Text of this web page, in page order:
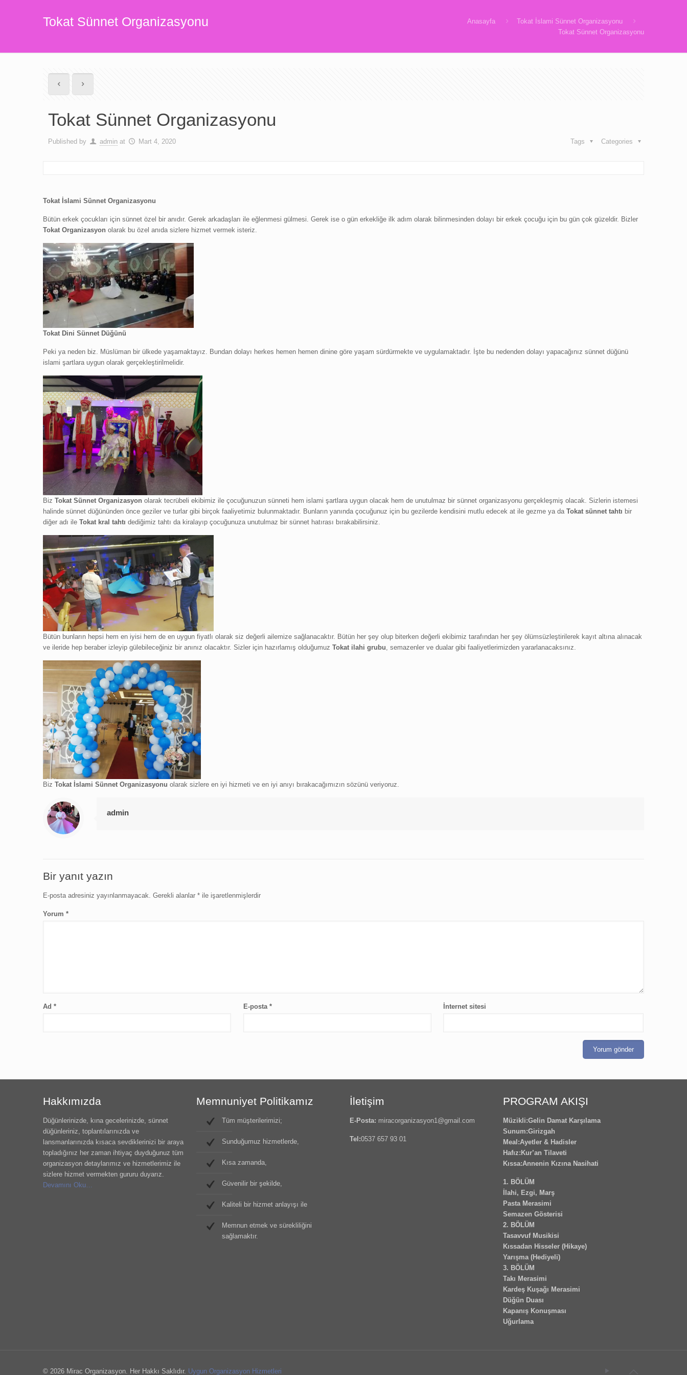
Tokat Sünnet Organizasyonu Anasayfa
Tokat İslami Sünnet Organizasyonu
Tokat Sünnet Organizasyonu
Tokat Sünnet Organizasyonu
Published by admin at Mart 4, 2020 Categories
Tags
Tokat İslami Sünnet Organizasyonu
Bütün erkek çocukları için sünnet özel bir anıdır. Gerek arkadaşları ile eğlenmesi gülmesi. Gerek ise o gün erkekliğe ilk adım olarak bilinmesinden dolayı bir erkek çocuğu için bu gün çok güzeldir. Bizler
Tokat Organizasyon olarak bu özel anıda sizlere hizmet vermek isteriz.
Tokat Dini Sünnet Düğünü
Peki ya neden biz. Müslüman bir ülkede yaşamaktayız. Bundan dolayı herkes hemen hemen dinine göre yaşam sürdürmekte ve uygulamaktadır. İşte bu nedenden dolayı yapacağınız sünnet düğünü
islami şartlara uygun olarak gerçekleştirilmelidir.
Biz Tokat Sünnet Organizasyon olarak tecrübeli ekibimiz ile çocuğunuzun sünneti hem islami şartlara uygun olacak hem de unutulmaz bir sünnet organizasyonu gerçekleşmiş olacak. Sizlerin istemesi
halinde sünnet düğününden önce geziler ve turlar gibi birçok faaliyetimiz bulunmaktadır. Bunların yanında çocuğunuz için bu gezilerde kendisini mutlu edecek at ile gezme ya da Tokat sünnet tahtı bir
diğer adı ile Tokat kral tahtı dediğimiz tahtı da kiralayıp çocuğunuza unutulmaz bir sünnet hatırası bırakabilirsiniz.
Bütün bunların hepsi hem en iyisi hem de en uygun fiyatlı olarak siz değerli ailemize sağlanacaktır. Bütün her şey olup biterken değerli ekibimiz tarafından her şey ölümsüzleştirilerek kayıt altına alınacak
ve ileride hep beraber izleyip gülebileceğiniz bir anınız olacaktır. Sizler için hazırlamış olduğumuz Tokat ilahi grubu, semazenler ve dualar gibi faaliyetlerimizden yararlanacaksınız.
Biz Tokat İslami Sünnet Organizasyonu olarak sizlere en iyi hizmeti ve en iyi anıyı bırakacağımızın sözünü veriyoruz.
admin
Bir yanıt yazın
E-posta adresiniz yayınlanmayacak. Gerekli alanlar * ile işaretlenmişlerdir
Yorum *
Ad * E-posta * İnternet sitesi
Hakkımızda
Düğünlerinizde, kına gecelerinizde, sünnet
düğünleriniz, toplantılarınızda ve
lansmanlarınızda kısaca sevdiklerinizi bir araya
topladığınız her zaman ihtiyaç duyduğunuz tüm
organizasyon detaylarımız ve hizmetlerimiz ile
sizlere hizmet vermekten gururu duyarız.
Devamını Oku…
Memnuniyet Politikamız
Tüm müşterilerimizi;
Sunduğumuz hizmetlerde,
Kısa zamanda,
Güvenilir bir şekilde,
Kaliteli bir hizmet anlayışı ile
Memnun etmek ve sürekliliğini
sağlamaktır.
İletişim
E-Posta: miracorganizasyon1@gmail.com
Tel:0537 657 93 01
PROGRAM AKIŞI
Müzikli:Gelin Damat Karşılama
Sunum:Girizgah
Meal:Ayetler & Hadisler
Hafız:Kur’an Tilaveti
Kıssa:Annenin Kızına Nasihati
1. BÖLÜM
İlahi, Ezgi, Marş
Pasta Merasimi
Semazen Gösterisi
2. BÖLÜM
Tasavvuf Musikisi
Kıssadan Hisseler (Hikaye)
Yarışma (Hediyeli)
3. BÖLÜM
Takı Merasimi
Kardeş Kuşağı Merasimi
Düğün Duası
Kapanış Konuşması
Uğurlama
© 2026 Mirac Organizasyon. Her Hakkı Saklıdır. Uygun Organizasyon Hizmetleri